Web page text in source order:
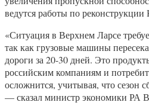
ведутся работы по
«Ситуация в Верхнем Ларсе
так как грузовые машины
дороги за 20-30 дней. Это
российским компаниям и
осложнится, учитывая, что сезон
— сказал министр экономики РА